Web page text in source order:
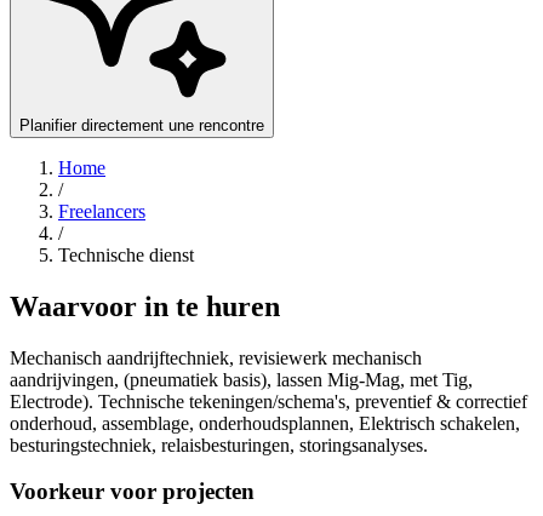
Planifier directement une rencontre
Home
/
Freelancers
/
Technische dienst
Waarvoor in te huren
Mechanisch aandrijftechniek, revisiewerk mechanisch
aandrijvingen, (pneumatiek basis), lassen Mig-Mag, met Tig,
Electrode). Technische tekeningen/schema's, preventief & correctief
onderhoud, assemblage, onderhoudsplannen, Elektrisch schakelen,
besturingstechniek, relaisbesturingen, storingsanalyses.
Voorkeur voor projecten